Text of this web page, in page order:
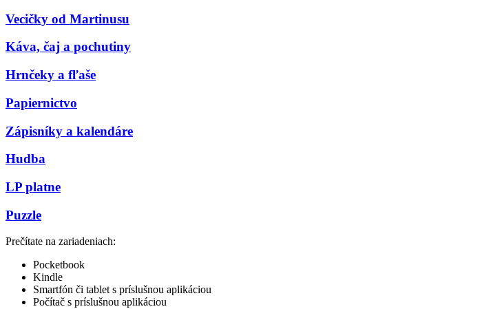
Vecičky od Martinusu
Káva, čaj a pochutiny
Hrnčeky a fľaše
Papiernictvo
Zápisníky a kalendáre
Hudba
LP platne
Puzzle
Prečítate na zariadeniach:
Pocketbook
Kindle
Smartfón či tablet s príslušnou aplikáciou
Počítač s príslušnou aplikáciou